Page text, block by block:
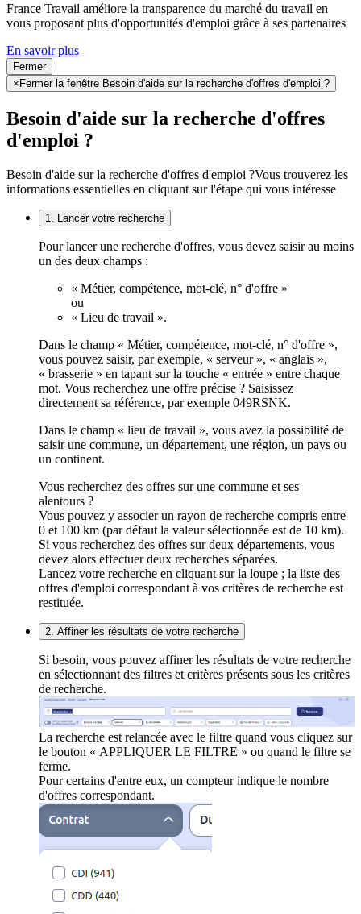
France Travail améliore la transparence du marché du travail en
vous proposant plus d'opportunités d'emploi grâce à ses partenaires
En savoir plus
Fermer
× Fermer la fenêtre Besoin d'aide sur la recherche d'offres d'emploi ?
Besoin d'aide sur la recherche d'offres
d'emploi ?
Besoin d'aide sur la recherche d'offres d'emploi ?Vous trouverez les
informations essentielles en cliquant sur l'étape qui vous intéresse
1. Lancer votre recherche
Pour lancer une recherche d'offres, vous devez saisir au moins
un des deux champs :
« Métier, compétence, mot-clé, n° d'offre »
ou
« Lieu de travail ».
Dans le champ « Métier, compétence, mot-clé, n° d'offre »,
vous pouvez saisir, par exemple, « serveur », « anglais »,
« brasserie » en tapant sur la touche « entrée » entre chaque
mot. Vous recherchez une offre précise ? Saisissez
directement sa référence, par exemple 049RSNK.
Dans le champ « lieu de travail », vous avez la possibilité de
saisir une commune, un département, une région, un pays ou
un continent.
Vous recherchez des offres sur une commune et ses
alentours ?
Vous pouvez y associer un rayon de recherche compris entre
0 et 100 km (par défaut la valeur sélectionnée est de 10 km).
Si vous recherchez des offres sur deux départements, vous
devez alors effectuer deux recherches séparées.
Lancez votre recherche en cliquant sur la loupe ; la liste des
offres d'emploi correspondant à vos critères de recherche est
restituée.
2. Affiner les résultats de votre recherche
Si besoin, vous pouvez affiner les résultats de votre recherche
en sélectionnant des filtres et critères présents sous les critères
de recherche.
La recherche est relancée avec le filtre quand vous cliquez sur
le bouton « APPLIQUER LE FILTRE » ou quand le filtre se
ferme.
Pour certains d'entre eux, un compteur indique le nombre
d'offres correspondant.